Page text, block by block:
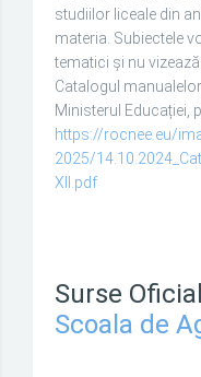
studiilor liceale din
materia. Subiectele
tematici și nu
Catalogul
Ministerul Educației,
https://rocnee.eu/
2025/
XII.pdf
Surse
Scoala de